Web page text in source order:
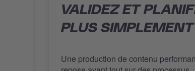
VALIDEZ ET
PLUS SIMPLEMENT
Une production de contenu